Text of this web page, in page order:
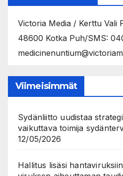
Victoria Media / Kerttu Vali
48600 Kotka Puh/SMS:
Viimeisimmät
Sydänliitto uudistaa
vaikuttava toimija
12/05/2026
Hallitus lisäsi